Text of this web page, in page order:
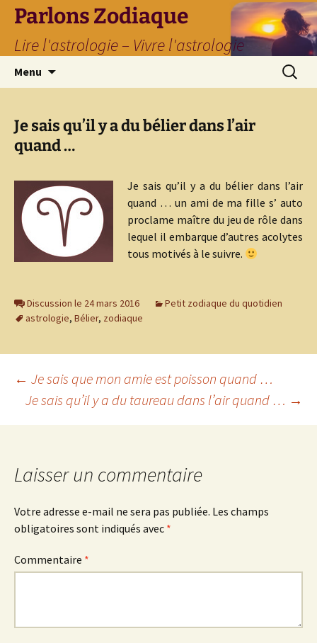
Parlons Zodiaque
Lire l'astrologie – Vivre l'astrologie
Menu
Je sais qu’il y a du bélier dans l’air
quand …
Je sais qu’il y a du bélier dans l’air
quand … un ami de ma fille s’ auto
proclame maître du jeu de rôle dans
lequel il embarque d’autres acolytes
tous motivés à le suivre.
Discussion le 24 mars 2016
Petit zodiaque du quotidien
astrologie, Bélier, zodiaque
Navigation
des
articles
← Je sais que mon amie est poisson quand …
Je sais qu’il y a du taureau dans l’air quand … →
Laisser un commentaire
Votre adresse e-mail ne sera pas publiée. Les champs
obligatoires sont indiqués avec *
Commentaire *